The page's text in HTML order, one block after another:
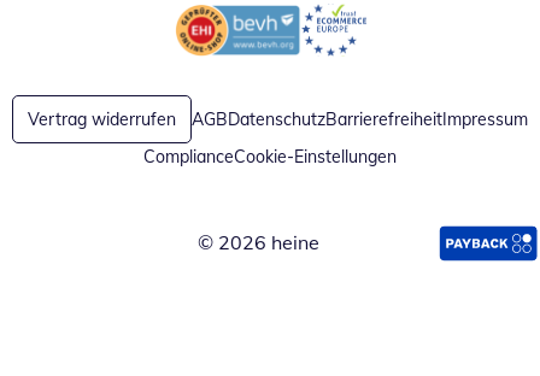
Öffnet in neuem FensterÖffnet in neuem Fenster
Vertrag widerrufen AGBDatenschutzBarrierefreiheitImpressum
ComplianceCookie-Einstellungen
© 2026 heine